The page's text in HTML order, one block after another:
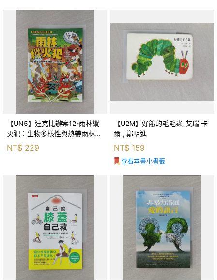
【UN5】達克比辦案12-雨林縱
火犯：生物多樣性與熱帶雨林生
態系_柯智元
NT$ 229
【U2M】好餓的毛毛蟲_艾瑞‧卡
爾 , 鄭明進
NT$ 159
查看本書小書籤